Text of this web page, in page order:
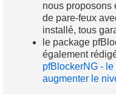
nous proposons
de pare-feux
installé, tous
le package
également
pfBlockerNG -
augmenter le